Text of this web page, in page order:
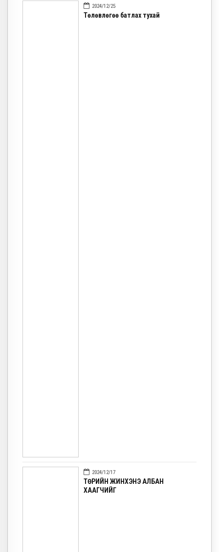
2024/12/25
Төлөвлөгөө батлах тухай
2024/12/17
ТӨРИЙН ЖИНХЭНЭ АЛБАН
ХААГЧИЙГ